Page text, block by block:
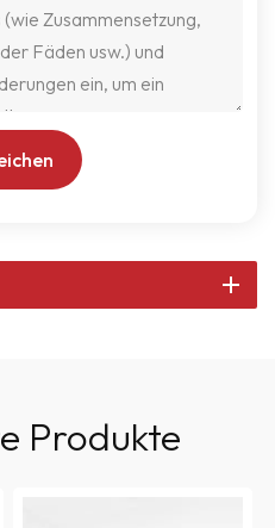
Produkte